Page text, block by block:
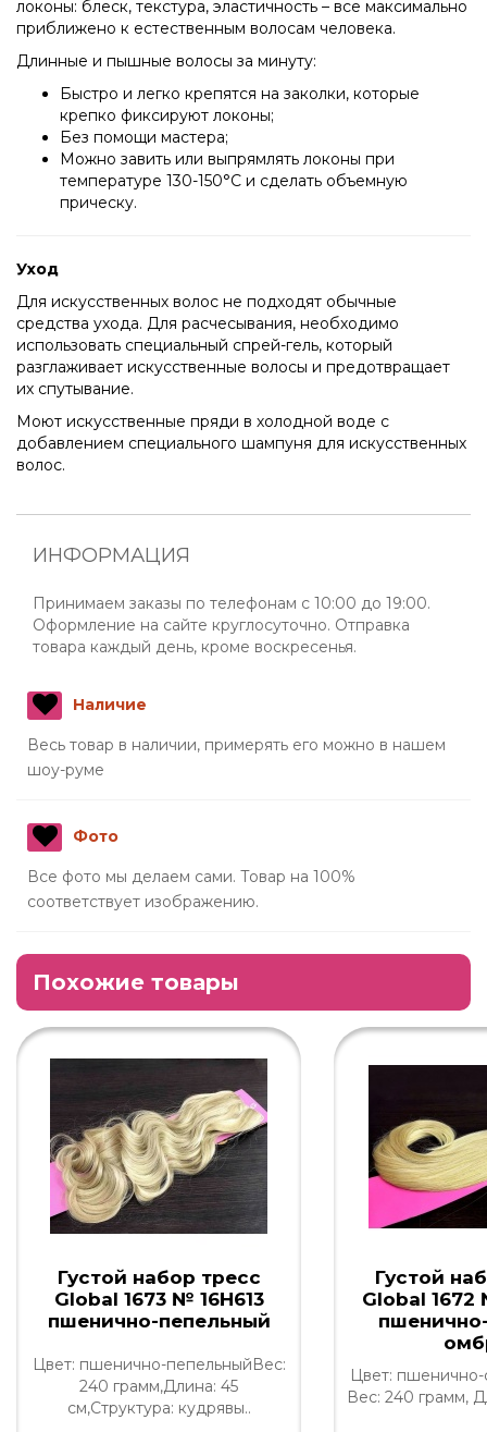
локоны: блеск, текстура, эластичность – все максимально
приближено к естественным волосам человека.
Длинные и пышные волосы за минуту:
Быстро и легко крепятся на заколки, которые
крепко фиксируют локоны;
Без помощи мастера;
Можно завить или выпрямлять локоны при
температуре 130-150°C и сделать объемную
прическу.
Уход
Для искусственных волос не подходят обычные
средства ухода. Для расчесывания, необходимо
использовать специальный спрей-гель, который
разглаживает искусственные волосы и предотвращает
их спутывание.
Моют искусственные пряди в холодной воде с
добавлением специального шампуня для искусственных
волос.
ИНФОРМАЦИЯ
Принимаем заказы по телефонам с 10:00 до 19:00.
Оформление на сайте круглосуточно. Отправка
товара каждый день, кроме воскресенья.
Наличие
Весь товар в наличии, примерять его можно в нашем
шоу-руме
Фото
Все фото мы делаем сами. Товар на 100%
соответствует изображению.
Похожие товары
Густой набор тресс
Global 1673 № 16H613
пшенично-пепельный
Цвет: пшенично-пепельныйВес:
240 грамм,Длина: 45
см,Структура: кудрявы..
Густой
Global 1672
Цвет:
Вес: 240 грамм,